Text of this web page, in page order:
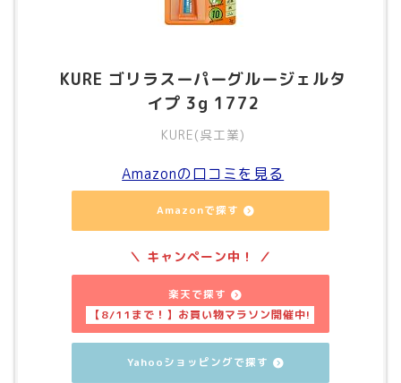
KURE ゴリラスーパーグルージェルタ
イプ 3g 1772
KURE(呉工業)
Amazonの口コミを見る
Amazonで探す
楽天で探す
Yahooショッピングで探す